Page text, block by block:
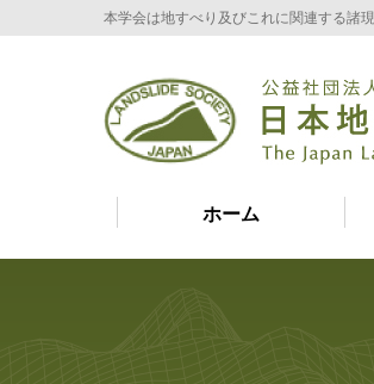
本学会は地すべり及びこれに関連する諸
ホーム